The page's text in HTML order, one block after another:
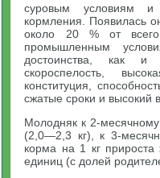
суровым условиям и
кормления. Появилась
около 20 % от всего
промышленным
достоинства, как и
скороспелость,
конституция,
сжатые сроки и высокий
Молодняк к 2-месячному
(2,0—2,3 кг), к 3-
корма на 1 кг
единиц (с долей